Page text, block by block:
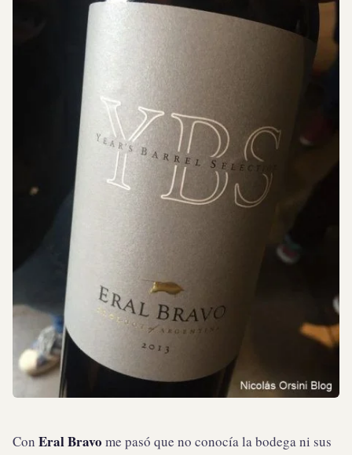
Con Eral Bravo me pasó que no conocía la bodega ni sus